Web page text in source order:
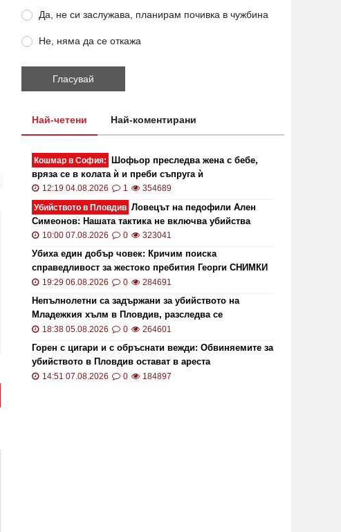
Да, не си заслужава, планирам почивка в чужбина
Не, няма да се откажа
Най-четени Най-коментирани
Кошмар в София:
Шофьор преследва жена с бебе,
вряза се в колата ѝ и преби съпруга ѝ
12:19 04.08.2026 1
354689
Убийството в Пловдив Ловецът на педофили Ален
Симеонов: Нашата тактика не включва убийства
10:00 07.08.2026 0 323041
Убиха един добър човек: Кричим поиска
справедливост за жестоко пребития Георги СНИМКИ
и ВИДЕО
19:29 06.08.2026 0 284691
Непълнолетни са задържани за убийството на
Младежкия хълм в Пловдив, разследва се
хомофобски мотив
18:38 05.08.2026 0 264601
Горен с цигари и с обръснати вежди: Обвиняемите за
убийството в Пловдив остават в ареста
14:51 07.08.2026 0 184897